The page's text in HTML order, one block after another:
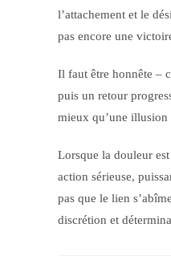
l’attachement et le
pas encore une
Il faut être honnête –
puis un retour
mieux qu’une illusion
Lorsque la douleur
action sérieuse,
pas que le lien
discrétion et